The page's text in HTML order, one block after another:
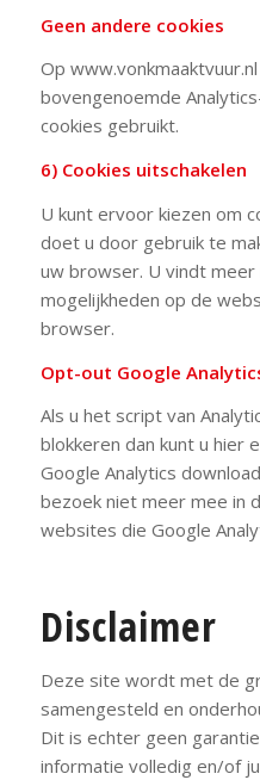
Geen andere cookies
Op
bovengenoemde
cookies gebruikt.
6) Cookies uitschakelen
U kunt ervoor kiezen om
doet u door gebruik te
uw browser. U vindt
mogelijkheden op de
browser.
Opt-out Google
Als u het script van
blokkeren dan kunt u hier
Google Analytics
bezoek niet meer mee in
websites die Google
Disclaimer
Deze site wordt met de
samengesteld en
Dit is echter geen
informatie volledig en/of